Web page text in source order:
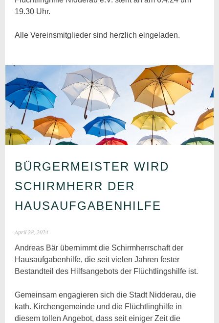
19.30 Uhr.
Alle Vereinsmitglieder sind herzlich eingeladen.
BÜRGERMEISTER WIRD
SCHIRMHERR DER
HAUSAUFGABENHILFE
April 28, 2024
Andreas Bär übernimmt die Schirmherrschaft der
Hausaufgabenhilfe, die seit vielen Jahren fester
Bestandteil des Hilfsangebots der Flüchtlingshilfe ist.
Gemeinsam engagieren sich die Stadt Nidderau, die
kath. Kirchengemeinde und die Flüchtlinghilfe in
diesem tollen Angebot, dass seit einiger Zeit die